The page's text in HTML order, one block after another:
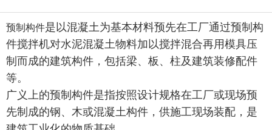
预制构件是以混凝土为基本材料预先在工厂通过预制构
件搅拌机对水泥混凝土物料加以搅拌混合再用模具压
制而成的建筑构件，包括梁、板、柱及建筑装修配件
等。
广义上的预制构件是指按照设计规格在工厂或现场预
先制成的钢、木或混凝土构件，供施工现场装配，是